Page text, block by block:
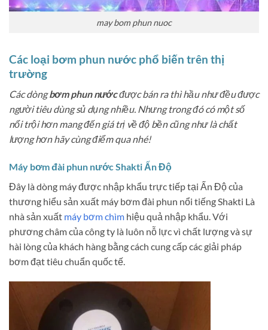
may bom phun nuoc
Các loại bơm phun nước phổ biến trên thị
trường
Các dòngbơm phun nướcđược bán ra thì hầu như đều được
người tiêu dùng sủ dụng nhiều. Nhưng trong đó có một số
nổi trội hơn mang đến giá trị về độ bền cũng như là chất
lượng hơn hãy cùng điểm qua nhé!
Máy bơm đài phun nước Shakti Ấn Độ
Đây là dòng máy được nhập khẩu trực tiếp tại Ấn Độ của
thương hiểu sản xuất máy bơm đài phun nổi tiếng Shakti Là
nhà sản xuất máy bơm chìm hiệu quả nhập khẩu. Với
phương châm của công ty là luôn nỗ lực vì chất lượng và sự
hài lòng của khách hàng bằng cách cung cấp các giải pháp
bơm đạt tiêu chuẩn quốc tế.